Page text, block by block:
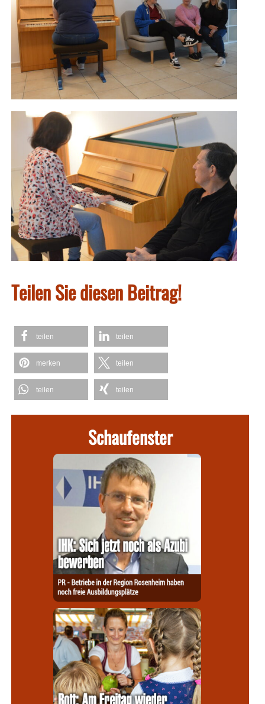
Teilen Sie diesen Beitrag!
teilen teilen
merken teilen
teilen teilen
Schaufenster